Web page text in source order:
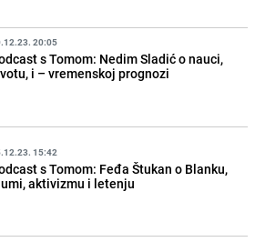
20:05
s Tomom: Nedim Sladić o nauci,
i – vremenskoj prognozi
15:42
s Tomom: Feđa Štukan o Blanku,
aktivizmu i letenju